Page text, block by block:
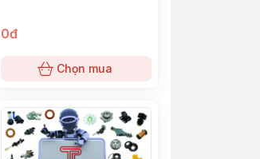
0đ
Chọn mua